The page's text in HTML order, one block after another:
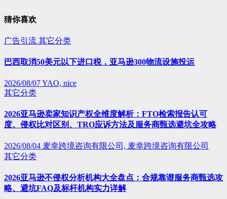
猜你喜欢
广告引流 其它分类
巴西取消50美元以下进口税，亚马逊300物流设施投运
2026/08/07YAO, nice
其它分类
2026亚马逊卖家知识产权全维度解析：FTO检索报告认可
度、侵权比对区别、TRO应诉方法及服务商甄选避坑全攻略
2026/08/04 麦幸跨境咨询有限公司, 麦幸跨境咨询有限公司
其它分类
2026亚马逊不侵权分析机构大全盘点：合规靠谱服务商甄选攻
略、避坑FAQ及标杆机构实力详解